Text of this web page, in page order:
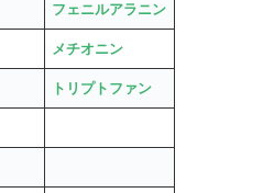
フェニルアラニン
メチオニン
トリプトファン